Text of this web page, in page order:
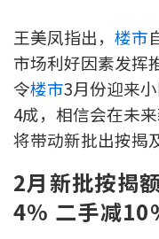
按揭百科
实时银行资讯
装修·保险优惠
免费装修转介服务
王美凤指出， 楼市
市场利好因素发挥
令楼市3月份迎来
4成，相信会在未
将带动新批出按揭
2月新批按揭
4% 二手减